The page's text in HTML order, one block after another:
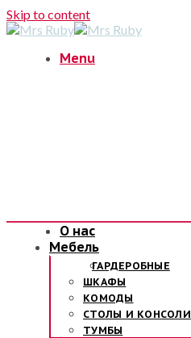
Skip to content
Menu
О нас
Мебель
ГАРДЕРОБНЫЕ
ШКАФЫ
КОМОДЫ
СТОЛЫ И КОНСОЛИ
ТУМБЫ